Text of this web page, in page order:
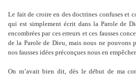
Le fait de croire en des doctrines confuses et
qui est simplement écrit dans la Parole de
encombrées par ces erreurs et ces fausses
de la Parole de Dieu, mais nous ne pouvons
nos fausses idées préconçues nous en
On m’avait bien dit, dès le début de ma